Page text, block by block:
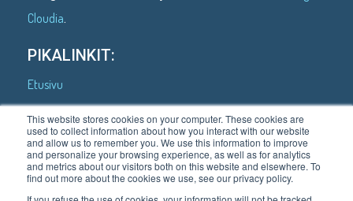
This website stores cookies on your computer. These cookies are
used to collect information about how you interact with our website
and allow us to remember you. We use this information to improve
and personalize your browsing experience, as well as for analytics
and metrics about our visitors both on this website and elsewhere. To
find out more about the cookies we use, see our privacy policy.
Cloudia.
PIKALINKIT:
Etusivu
Kenelle teemme
Asiakastarinoita
Mitä teemme